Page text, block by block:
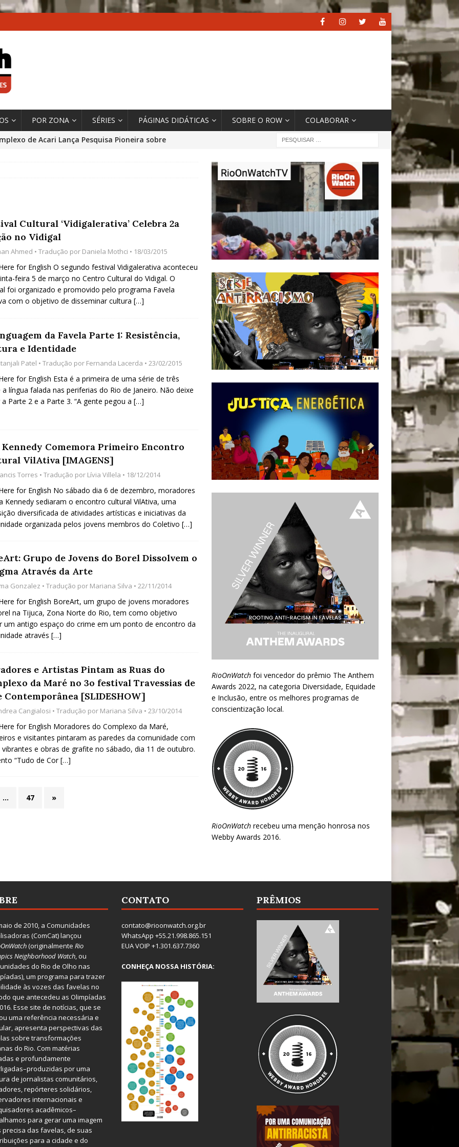
POR ZONA SÉRIES PÁGINAS DIDÁTICAS SOBRE O ROW COLABORAR
de Acari Lança Pesquisa Pioneira sobre
Cidades
*DESTAQUE
Começou com uma Praça em Ramos [OPINIÃO]
Agroecológico com os Povos das Águas Reúne
e Inauguração da Feira da Praia do Remanso
Fluminenses, Cronicamente Abandonados,
Nova Via Mobilidade 10 Anos Após Rio2016
Cultural ‘Vidigalerativa’ Celebra 2a
no Vidigal
Ahmed • Tradução por Daniela Mothci • 18/03/2015
for English O segundo festival Vidigalerativa aconteceu
feira 5 de março no Centro Cultural do Vidigal. O
foi organizado e promovido pelo programa Favela
com o objetivo de disseminar cultura […]
da Favela Parte 1: Resistência,
e Identidade
Patel • Tradução por Fernanda Lacerda • 23/02/2015
for English Esta é a primeira de uma série de três
a língua falada nas periferias do Rio de Janeiro. Não deixe
Parte 2 e a Parte 3. “A gente pegou a […]
Comemora Primeiro Encontro
VilAtiva [IMAGENS]
Torres • Tradução por Lívia Villela • 18/12/2014
for English No sábado dia 6 de dezembro, moradores
Kennedy sediaram o encontro cultural VilAtiva, uma
diversificada de atividades artísticas e iniciativas da
organizada pelos jovens membros do Coletivo […]
Grupo de Jovens do Borel Dissolvem o
Através da Arte
Gonzalez • Tradução por Mariana Silva • 22/11/2014
for English BoreArt, um grupo de jovens moradores
na Tijuca, Zona Norte do Rio, tem como objetivo
um antigo espaço do crime em um ponto de encontro da
através […]
e Artistas Pintam as Ruas do
da Maré no 3o festival Travessias de
Contemporânea [SLIDESHOW]
Cangialosi • Tradução por Mariana Silva • 23/10/2014
for English Moradores do Complexo da Maré,
e visitantes pintaram as paredes da comunidade com
vibrantes e obras de grafite no sábado, dia 11 de outubro.
“Tudo de Cor[…]
… 47 »
RioOnWatchfoi vencedor do prêmio The Anthem
Awards 2022, na categoria Diversidade, Equidade
e Inclusão, entre os melhores programas de
conscientização local.
RioOnWatchrecebeu uma menção honrosa nos
Webby Awards 2016.
de 2010, a Comunidades
(ComCat) lançou
(originalmente Rio
Neighborhood Watch, ou
do Rio de Olho nas
um programa para trazer
às vozes das favelas no
que antecedeu as Olimpíadas
Esse site de notícias, que se
uma referência necessária e
apresenta perspectivas das
sobre transformações
do Rio. Com matérias
e profundamente
por uma
de jornalistas comunitários,
repórteres solidários,
internacionais e
acadêmicos–
para gerar uma imagem
precisa das favelas, de suas
para a cidade e do
CONTATO
contato@rioonwatch.org.br
WhatsApp +55.21.998.865.151
EUA VOIP +1.301.637.7360
CONHEÇA NOSSA HISTÓRIA:
PRÊMIOS